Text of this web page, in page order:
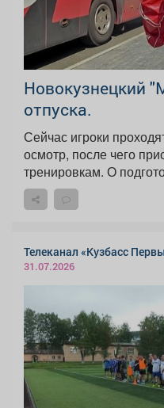
Новокузнецкий
отпуска.
Сейчас игроки
осмотр, после чего
тренировкам. О
Телеканал «Кузбасс
31.07.2026